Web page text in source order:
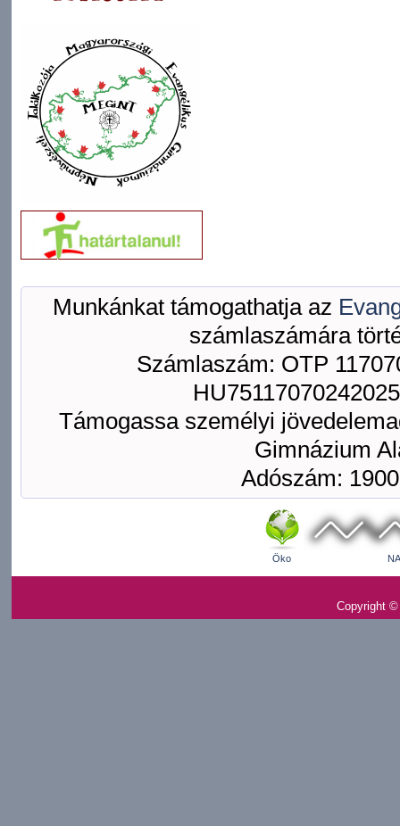
Munkánkat támogathatja az
számlaszámára
Számlaszám: OTP
Támogassa személyi
Gimnázium
Adószám:
Öko
Copyright